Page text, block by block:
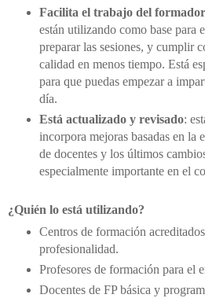
Facilita el trabajo del formador
están utilizando como base para
preparar las sesiones, y cumplir
calidad en menos tiempo. Está
para que puedas empezar a
día.
Está actualizado y revisado:
incorpora mejoras basadas en la
de docentes y los últimos
especialmente importante en el
¿Quién lo está utilizando?
Centros de formación
profesionalidad.
Profesores de formación para el
Docentes de FP básica y